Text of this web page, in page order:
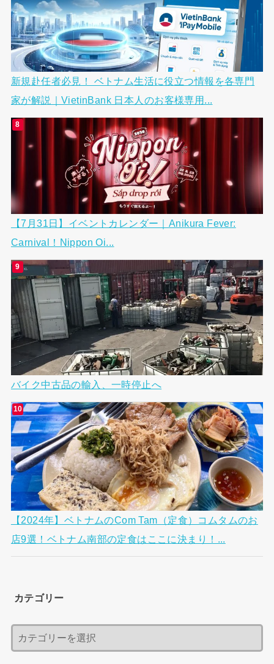
新規赴任者必見！ ベトナム生活に役立つ情報を各専門
家が解説｜VietinBank 日本人のお客様専用...
【7月31日】イベントカレンダー｜Anikura Fever:
Carnival！Nippon Oi...
バイク中古品の輸入、一時停止へ
【2024年】ベトナムのCom Tam（定食）コムタムのお
店9選！ベトナム南部の定食はここに決まり！...
カテゴリー